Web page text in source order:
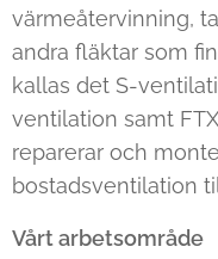
värmeåtervinning,
andra fläktar som
kallas det S-
ventilation samt
reparerar och
bostadsventilation
Vårt arbetsområde